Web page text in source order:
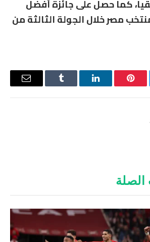
كما حصل على جائزة أفضل
مصر خلال الجولة الثالثة من
بينتيريستلينكدإن Tumblr
البريد